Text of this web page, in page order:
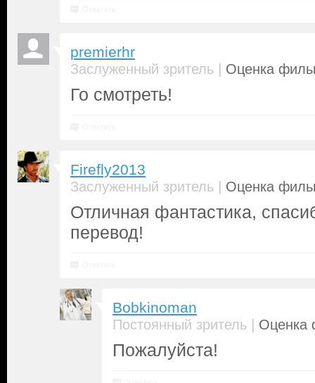
premierhr
Заслуженный зритель | Оценка
Го смотреть!
Firefly2013
Заслуженный зритель | Оценка
Отличная фантастика,
перевод!
Bobkinoman
Постоянный зритель | Оценка
Пожалуйста!